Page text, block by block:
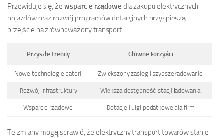
Przewiduje się, że wsparcie rządowe dla zakupu elektrycznych
pojazdów oraz rozwój programów dotacyjnych przyspieszą
przejście na zrównoważony transport.
Przyszłe trendy Główne korzyści
Nowe technologie baterii Zwiększony zasięg i szybsze ładowanie
Rozwój infrastruktury Większa dostępność stacji ładowania
Wsparcie rządowe Dotacje i ulgi podatkowe dla firm
Te zmiany mogą sprawić, że elektryczny transport towarów stanie